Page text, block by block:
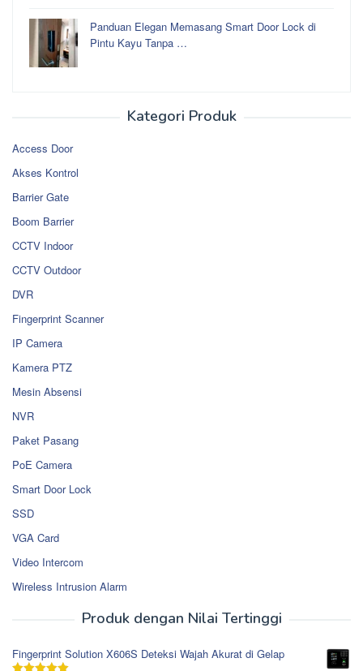
Panduan Elegan Memasang Smart Door Lock di
Pintu Kayu Tanpa …
Kategori Produk
Access Door
Akses Kontrol
Barrier Gate
Boom Barrier
CCTV Indoor
CCTV Outdoor
DVR
Fingerprint Scanner
IP Camera
Kamera PTZ
Mesin Absensi
NVR
Paket Pasang
PoE Camera
Smart Door Lock
SSD
VGA Card
Video Intercom
Wireless Intrusion Alarm
Produk dengan Nilai Tertinggi
Fingerprint Solution X606S Deteksi Wajah Akurat di Gelap